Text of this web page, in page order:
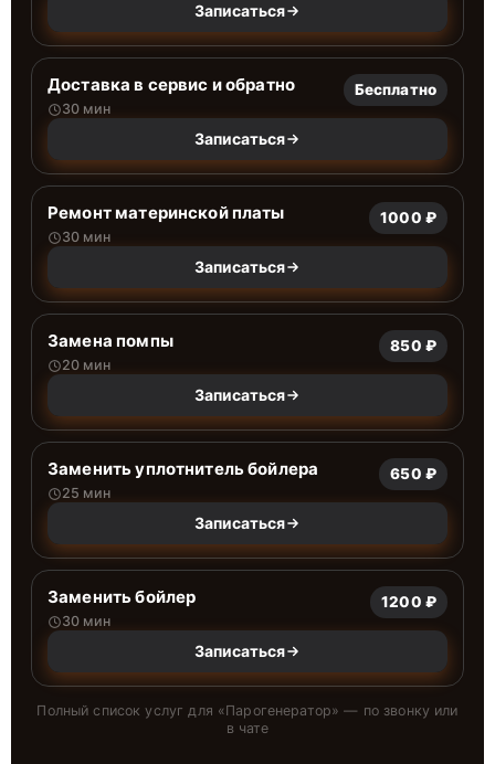
Записаться
Доставка в сервис и обратно
30 мин
Бесплатно
Записаться
Ремонт материнской платы
30 мин
1000 ₽
Записаться
Замена помпы
20 мин
850 ₽
Записаться
Заменить уплотнитель бойлера
25 мин
650 ₽
Записаться
Заменить бойлер
30 мин
1200 ₽
Записаться
Полный список услуг для «Парогенератор» — по звонку или
в чате